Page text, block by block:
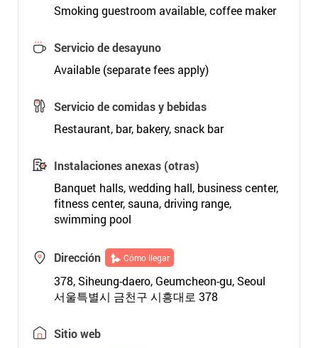
Smoking guestroom available, coffee maker
Servicio de desayuno
Available (separate fees apply)
Servicio de comidas y bebidas
Restaurant, bar, bakery, snack bar
Instalaciones anexas (otras)
Banquet halls, wedding hall, business center,
fitness center, sauna, driving range,
swimming pool
Dirección Cómo llegar
378, Siheung-daero, Geumcheon-gu, Seoul
서울특별시 금천구 시흥대로 378
Sitio web